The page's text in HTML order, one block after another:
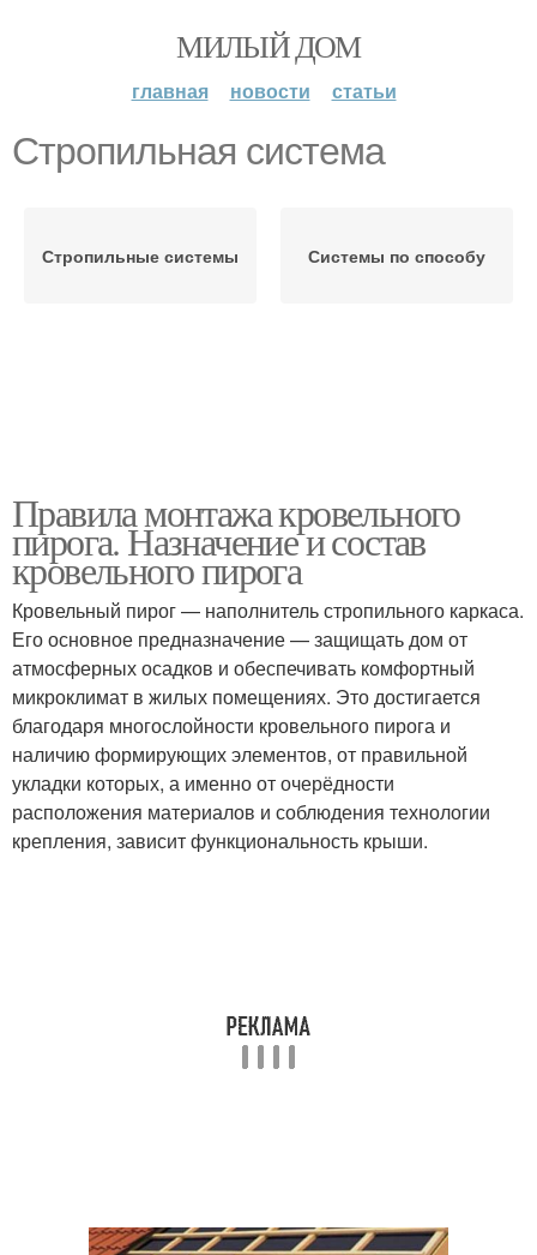
МИЛЫЙ ДОМ
главная новости статьи
Стропильная система
Стропильные системы Системы по способу
Правила монтажа кровельного
пирога. Назначение и состав
кровельного пирога
Кровельный пирог — наполнитель стропильного каркаса.
Его основное предназначение — защищать дом от
атмосферных осадков и обеспечивать комфортный
микроклимат в жилых помещениях. Это достигается
благодаря многослойности кровельного пирога и
наличию формирующих элементов, от правильной
укладки которых, а именно от очерёдности
расположения материалов и соблюдения технологии
крепления, зависит функциональность крыши.